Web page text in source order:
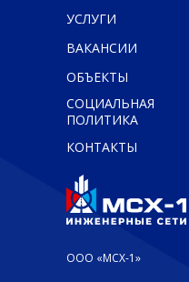
УСЛУГИ
ВАКАНСИИ
СОЦИАЛЬНАЯ
ПОЛИТИКА
КОНТАКТЫ
ООО «МСХ-1»
ОБЪЕКТЫ